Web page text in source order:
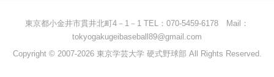
東京都小金井市貫井北町4－1－1 TEL：070-5459-6178 Mail：
tokyogakugeibaseball89@gmail.com
Copyright © 2007-2026 東京学芸大学 硬式野球部 All Rights Reserved.